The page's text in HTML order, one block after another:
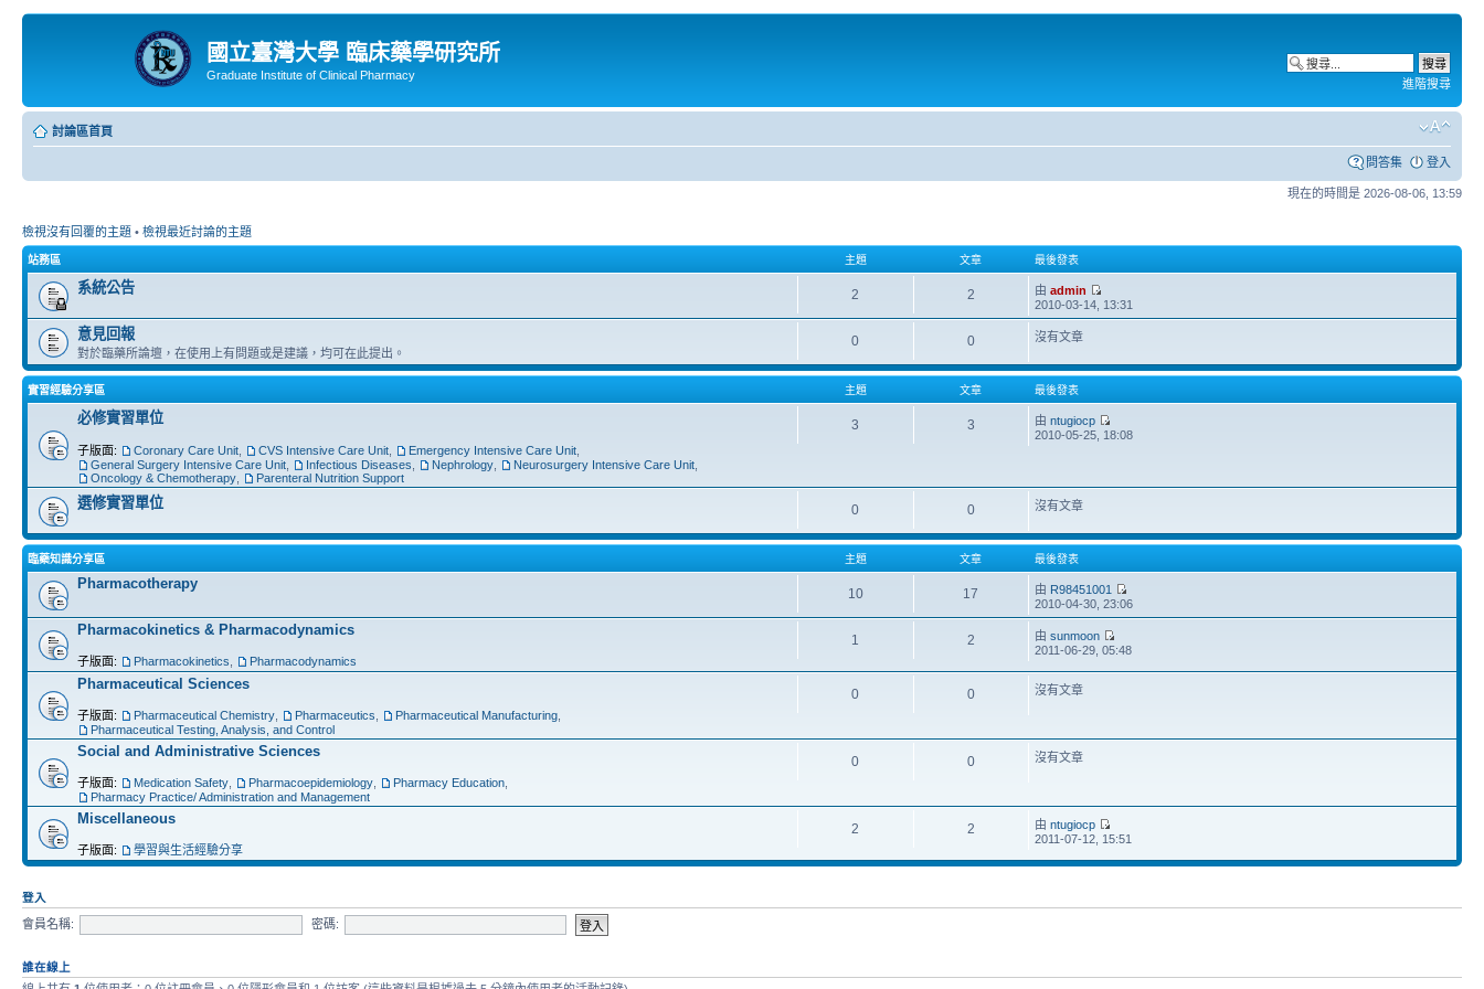
國立臺灣大學 臨床藥學研究所
Graduate Institute of Clinical Pharmacy
進階搜尋
討論區首頁
問答集 登入
現在的時間是 2026-08-06, 13:59
檢視沒有回覆的主題 • 檢視最近討論的主題
站務區 主題 文章 最後發表
系統公告 2 2 由admin
2010-03-14, 13:31
意見回報
對於臨藥所論壇，在使用上有問題或是建議，均可在此提出。
0 0 沒有文章
實習經驗分享區 主題 文章 最後發表
必修實習單位
子版面: Coronary Care Unit CVS Intensive Care Unit Emergency Intensive Care Unit
General Surgery Intensive Care Unit
Infectious Diseases Nephrology Neurosurgery Intensive Care Unit
Oncology & Chemotherapy
Parenteral Nutrition Support
3 3 由ntugiocp
2010-05-25, 18:08
選修實習單位 0 0 沒有文章
臨藥知識分享區 主題 文章 最後發表
Pharmacotherapy
10 17 由 R98451001
2010-04-30, 23:06
Pharmacokinetics & Pharmacodynamics
子版面: Pharmacokinetics Pharmacodynamics
1 2 由sunmoon
2011-06-29, 05:48
Pharmaceutical Sciences
子版面: Pharmaceutical Chemistry Pharmaceutics Pharmaceutical Manufacturing
Pharmaceutical Testing, Analysis, and Control
0 0 沒有文章
Social and Administrative Sciences
子版面: Medication Safety Pharmacoepidemiology Pharmacy Education
Pharmacy Practice/ Administration and Management
0 0 沒有文章
Miscellaneous
子版面: 學習與生活經驗分享
2 2 由ntugiocp
2011-07-12, 15:51
登入
會員名稱:
密碼:
誰在線上